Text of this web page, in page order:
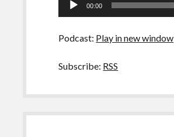
–
00:00
Podcast: Play in new window
Subscribe: RSS